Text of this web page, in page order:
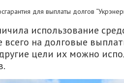
для выплаты долгов
использование
на долговые
цели их можно